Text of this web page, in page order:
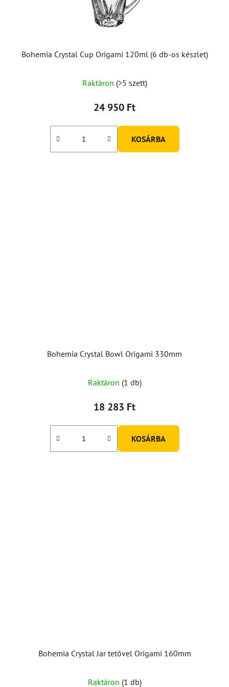
Bohemia Crystal Cup Origami 120ml (6 db-os készlet)
Raktáron (>5 szett)
24 950 Ft
KOSÁRBA
Bohemia Crystal Bowl Origami 330mm
Raktáron (1 db)
18 283 Ft
KOSÁRBA
Bohemia Crystal Jar tetővel Origami 160mm
Raktáron (1 db)